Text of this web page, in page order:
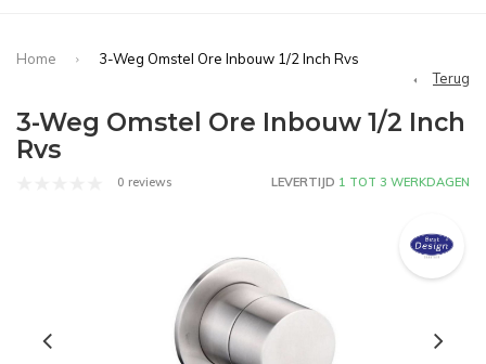
Home
3-Weg Omstel Ore Inbouw 1/2 Inch Rvs
Terug
3-Weg Omstel Ore Inbouw 1/2 Inch
Rvs
0 reviews LEVERTIJD 1 TOT 3 WERKDAGEN